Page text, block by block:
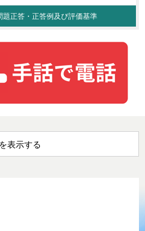
正答・正答例及び評価基準
表示する